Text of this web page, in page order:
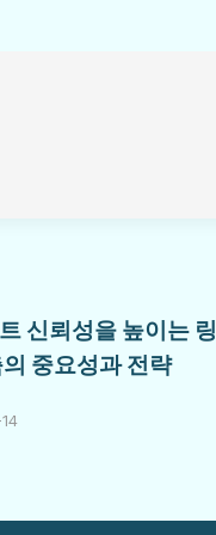
신뢰성을 높이는 링
중요성과 전략